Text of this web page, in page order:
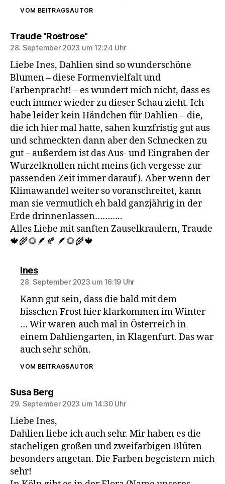
VOM BEITRAGSAUTOR
Traude "Rostrose"sagt:
28. September 2023 um 12:24 Uhr
Liebe Ines, Dahlien sind so wunderschöne
Blumen – diese Formenvielfalt und
Farbenpracht! – es wundert mich nicht, dass es
euch immer wieder zu dieser Schau zieht. Ich
habe leider kein Händchen für Dahlien – die,
die ich hier mal hatte, sahen kurzfristig gut aus
und schmeckten dann aber den Schnecken zu
gut – außerdem ist das Aus- und Eingraben der
Wurzelknollen nicht meins (ich vergesse zur
passenden Zeit immer darauf). Aber wenn der
Klimawandel weiter so voranschreitet, kann
man sie vermutlich eh bald ganzjährig in der
Erde drinnenlassen………..
Alles Liebe mit sanften Zauselkraulern, Traude
🍁🌾🌻🪶🍂 🪶🌻🌾🍁
Inessagt:
28. September 2023 um 16:19 Uhr
Kann gut sein, dass die bald mit dem
bisschen Frost hier klarkommen im Winter
… Wir waren auch mal in Österreich in
einem Dahliengarten, in Klagenfurt. Das war
auch sehr schön.
VOM BEITRAGSAUTOR
Susa Bergsagt:
29. September 2023 um 14:30 Uhr
Liebe Ines,
Dahlien liebe ich auch sehr. Mir haben es die
stacheligen großen und zweifarbigen Blüten
besonders angetan. Die Farben begeistern mich
sehr!